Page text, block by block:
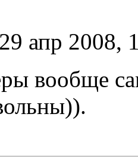
29 апр 2008,
вообще